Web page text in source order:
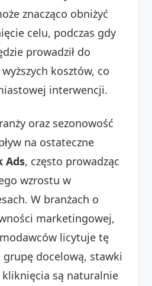
znacząco obniżyć
celu, podczas gdy
prowadził do
kosztów, co
interwencji.
oraz sezonowość
na ostateczne
Ads, często prowadząc
wzrostu w
W branżach o
marketingowej,
licytuje tę
grupę docelową, stawki
są naturalnie